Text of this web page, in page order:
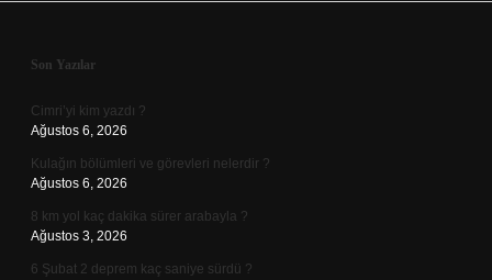
Sidebar
Son Yazılar
Cimri’yi kim yazdı ?
Ağustos 6, 2026
Kulağın bölümleri ve görevleri nelerdir ?
Ağustos 6, 2026
8 km yol kaç dakika sürer arabayla ?
Ağustos 3, 2026
6 Şubat 2 deprem kaç saniye sürdü ?